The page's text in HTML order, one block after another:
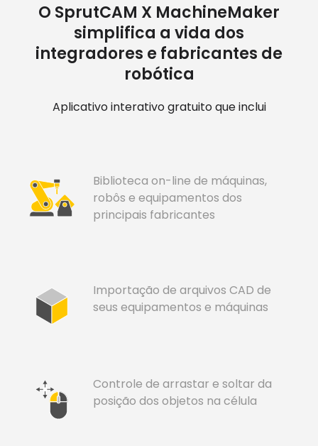
O SprutCAM X MachineMaker
simplifica a vida dos
integradores e fabricantes de
robótica
Aplicativo interativo gratuito que inclui
Biblioteca on-line de máquinas,
robôs e equipamentos dos
principais fabricantes
Importação de arquivos CAD de
seus equipamentos e máquinas
Controle de arrastar e soltar da
posição dos objetos na célula